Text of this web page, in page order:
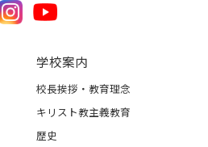
学校案内
校長挨拶・教育理念
キリスト教主義教育
歴史